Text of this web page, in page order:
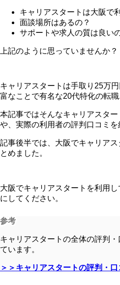
キャリアスタートは大阪で
面談場所はあるの？
サポートや求人の質は良い
上記のように思っていませんか？
キャリアスタートは手取り25万
富なことで有名な20代特化の転職
本記事ではそんなキャリアスタ
や、実際の利用者の評判口コミを
記事後半では、大阪でキャリア
とめました。
大阪でキャリアスタートを利用
にしてください。
参考
キャリアスタートの全体の評判
ています。
＞＞キャリアスタートの評判・